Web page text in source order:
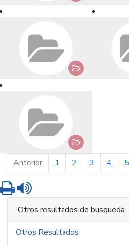
Anteriorpágina anterior
1 2 3 4 5
Imprimir
Otros resultados de busqueda
Otros Resultados